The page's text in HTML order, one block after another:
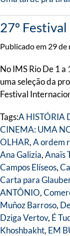
27º
Publicado em 29 de
No IMS Rio De 1
uma seleção da
Festival
Tags:A HISTÓRIA
CINEMA: UMA
OLHAR,A ordem
Ana Galizia,Anaïs
Campos Elíseos,
Carta para
ANTÔNIO,
Muñoz Barroso,
Dziga Vertov, É
Khoshbakht, EM